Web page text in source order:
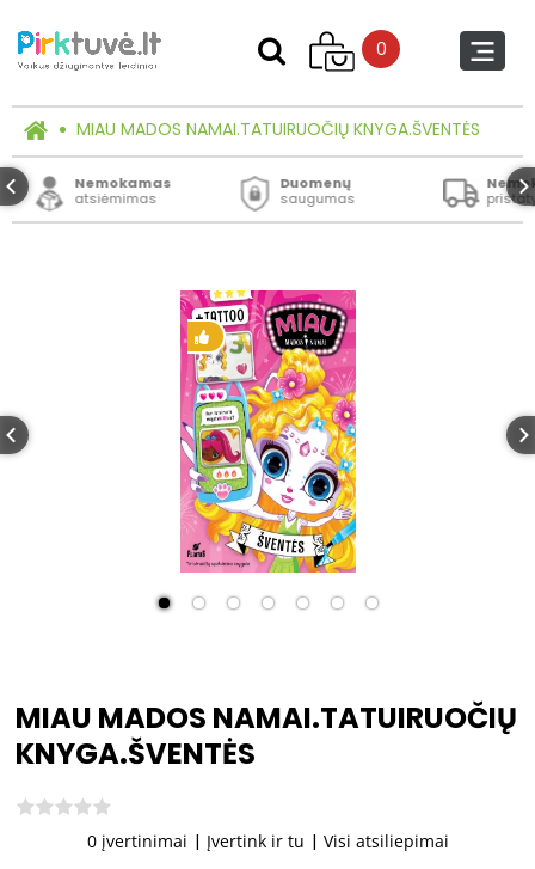
0
MIAU MADOS NAMAI.TATUIRUOČIŲ KNYGA.ŠVENTĖS
Nemokamas
atsiėmimas
Duomenų
saugumas
MIAU MADOS NAMAI.TATUIRUOČIŲ
KNYGA.ŠVENTĖS
0 įvertinimai | Įvertink ir tu | Visi atsiliepimai